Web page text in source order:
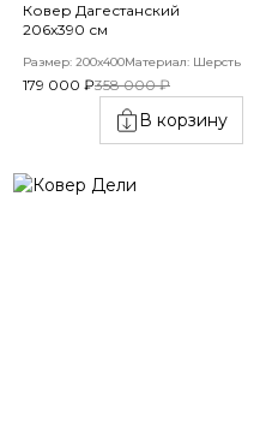
Ковер Дагестанский
206x390 см
Размер: 200х400Материал: Шерсть
179 000 ₽358 000 ₽
В корзину